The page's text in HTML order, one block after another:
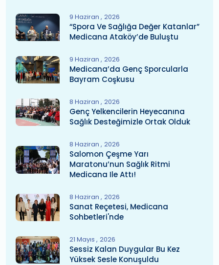
9 Haziran 2026
“Spora Ve Sağlığa Değer Katanlar”
Medicana Ataköy’de Buluştu
9 Haziran 2026
Medicana’da Genç Sporcularla
Bayram Coşkusu
8 Haziran 2026
Genç Yelkencilerin Heyecanına
Sağlık Desteğimizle Ortak Olduk
8 Haziran 2026
Salomon Çeşme Yarı
Maratonu’nun Sağlık Ritmi
Medicana Ile Attı!
8 Haziran 2026
Sanat Reçetesi, Medicana
Sohbetleri'nde
21 Mayıs 2026
Sessiz Kalan Duygular Bu Kez
Yüksek Sesle Konuşuldu